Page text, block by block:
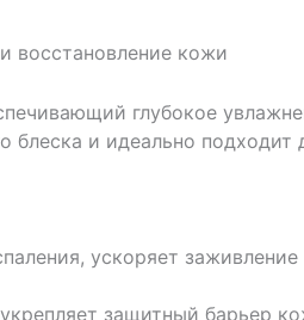
восстановление кожи
глубокое
и идеально
ускоряет
защитный барьер